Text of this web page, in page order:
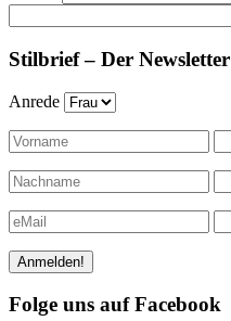
Stilbrief – Der Newsletter
Anrede
Folge uns auf Facebook